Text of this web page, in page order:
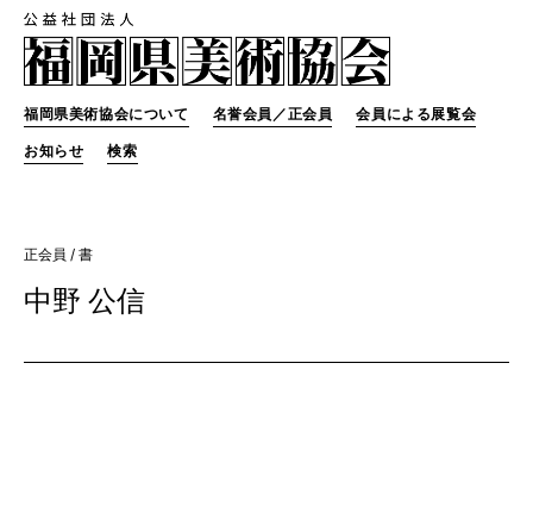
福岡県美術協会について 名誉会員／正会員 会員による展覧会
お知らせ 検索
正会員 / 書
中野 公信